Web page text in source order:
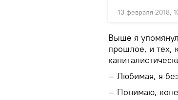
13 февраля 2018,
Выше я упомянул
прошлое, и тех,
— Любимая, я
— Понимаю,